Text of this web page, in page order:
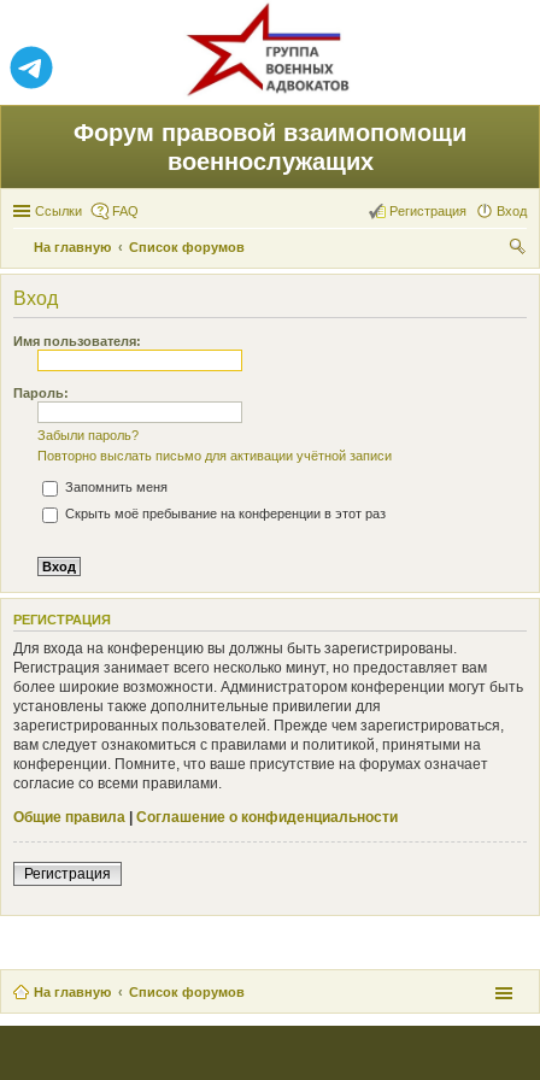
Форум правовой взаимопомощи
военнослужащих
Ссылки FAQ Вход
Регистрация
На главную
Список форумов
ои
Вход
Имя пользователя:
Пароль:
Забыли пароль?
Повторно выслать письмо для активации учётной записи
Запомнить меня
Скрыть моё пребывание на конференции в этот раз
РЕГИСТРАЦИЯ
Для входа на конференцию вы должны быть зарегистрированы.
Регистрация занимает всего несколько минут, но предоставляет вам
более широкие возможности. Администратором конференции могут быть
установлены также дополнительные привилегии для
зарегистрированных пользователей. Прежде чем зарегистрироваться,
вам следует ознакомиться с правилами и политикой, принятыми на
конференции. Помните, что ваше присутствие на форумах означает
согласие со всеми правилами.
Общие правила | Соглашение о конфиденциальности
Регистрация
На главную Список форумов